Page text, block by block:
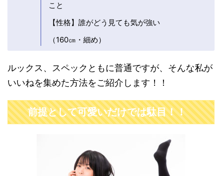
こと
【性格】誰がどう見ても気が強い
（160㎝・細め）
ルックス、スペックともに普通ですが、そんな私が
いいねを集めた方法をご紹介します！！
前提として可愛いだけでは駄目！！